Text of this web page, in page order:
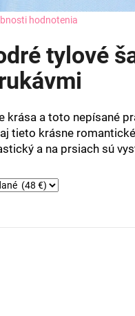
hodnotenia
tylové
krása a toto nepísané
tieto krásne
a na prsiach sú